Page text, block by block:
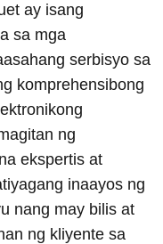
ay isang
sa mga
serbisyo sa
komprehensibong
ng
ekspertis at
inaayos ng
nang may bilis at
ng kliyente sa